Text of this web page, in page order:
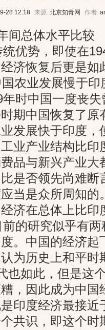
28 12:18 来源: 北京知青网 作者:
间总体水平比较
优势，即使在
济恢复后更是如
农业发展慢于
时中国一度丧
期中国恢复了原
发展快于印度，
业产业结构比
品与新兴产业大
是否领先尚难断
当是众所周知的
济在总体上比印
的研究似乎有两
。中国的经济起
为历史上和平
也如此，但是这
，因此成为中
印度经济最接近
个共识，即这个